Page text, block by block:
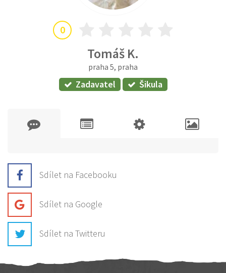
0
Tomáš K.
praha 5, praha
Zadavatel Šikula
Sdílet na Facebooku
Sdílet na Google
Sdílet na Twitteru